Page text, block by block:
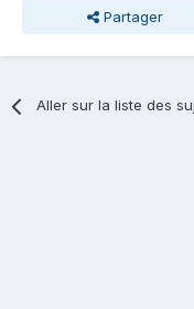
Partager
Aller sur la liste des